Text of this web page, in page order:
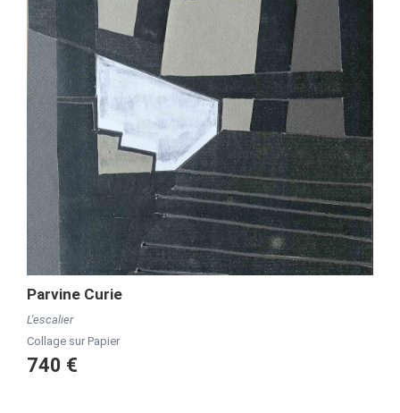
Parvine Curie
L'escalier
Collage sur Papier
740 €